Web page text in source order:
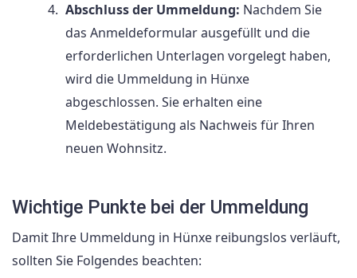
Abschluss der Ummeldung: Nachdem Sie
das Anmeldeformular ausgefüllt und die
erforderlichen Unterlagen vorgelegt haben,
wird die Ummeldung in Hünxe
abgeschlossen. Sie erhalten eine
Meldebestätigung als Nachweis für Ihren
neuen Wohnsitz.
Wichtige Punkte bei der Ummeldung
Damit Ihre Ummeldung in Hünxe reibungslos verläuft,
sollten Sie Folgendes beachten: